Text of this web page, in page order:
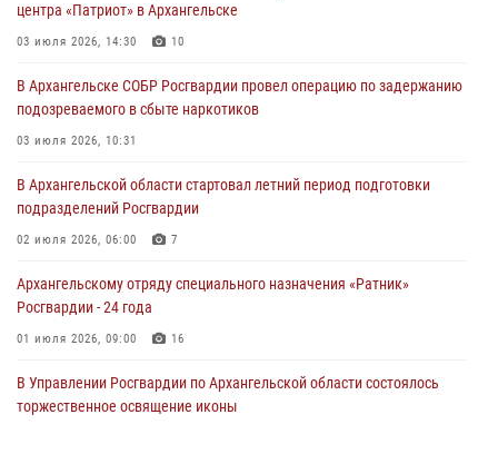
центра «Патриот» в Архангельске
03 июля 2026, 14:30 10
В Архангельске СОБР Росгвардии провел операцию по задержанию
подозреваемого в сбыте наркотиков
03 июля 2026, 10:31
В Архангельской области стартовал летний период подготовки
подразделений Росгвардии
02 июля 2026, 06:00 7
Архангельскому отряду специального назначения «Ратник»
Росгвардии - 24 года
01 июля 2026, 09:00 16
В Управлении Росгвардии по Архангельской области состоялось
торжественное освящение иконы